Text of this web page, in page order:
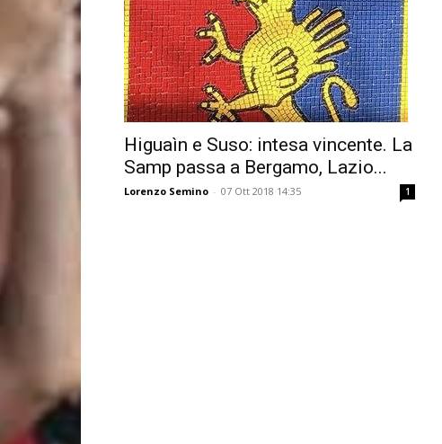
Higuaìn e Suso: intesa vincente. La
Samp passa a Bergamo, Lazio...
Lorenzo Semino - 07 Ott 2018 14:35 1